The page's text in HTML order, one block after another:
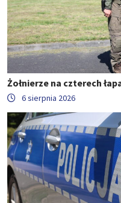
Żołnierze na czterech
6 sierpnia 2026